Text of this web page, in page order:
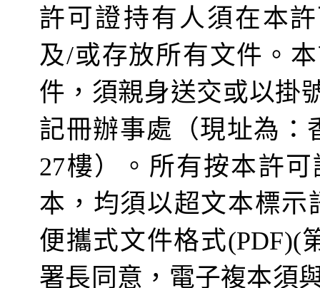
許可證持有人須在本
及/或存放所有文件 。
件，須親身送交或以掛
記冊辦事處 （現址為：
27樓）
。所有按本許
本， 均須以超文本標示
便攜式文件格式(PDF)(
署長 同意，電子複本須